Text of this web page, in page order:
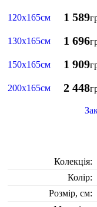
120х165см 1 589
130х165см 1 696
150х165см 1 909
200х165см 2 448
Колекція:
Колір:
Розмір, см: